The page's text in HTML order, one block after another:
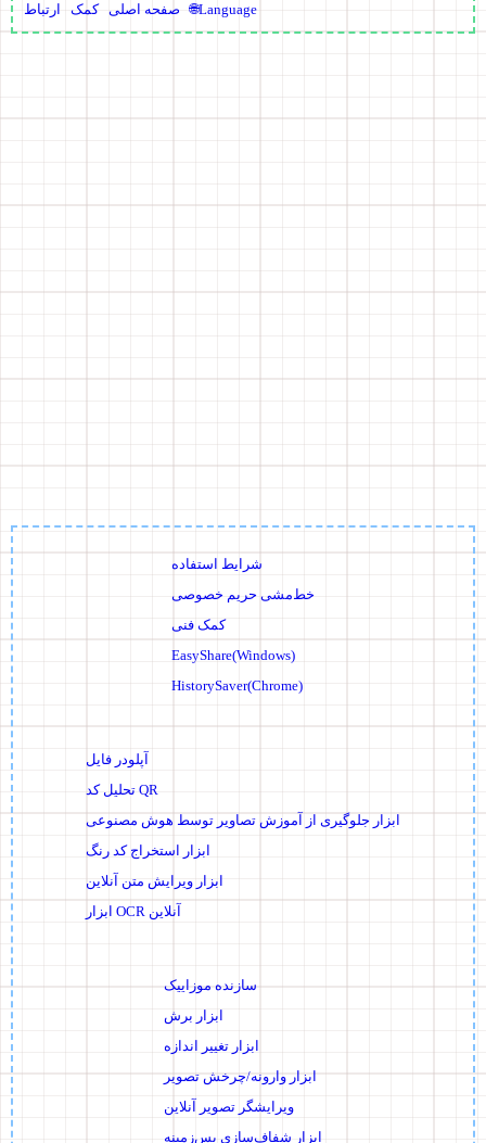
صفحه اصلی کمک ارتباط 🌐Language
شرایط استفاده
خط‌مشی حریم خصوصی
کمک فنی
EasyShare(Windows)
HistorySaver(Chrome)
آپلودر فایل
تحلیل کد QR
ابزار جلوگیری از آموزش تصاویر توسط هوش مصنوعی
ابزار استخراج کد رنگ
ابزار ویرایش متن آنلاین
ابزار OCR آنلاین
سازنده موزاییک
ابزار برش
ابزار تغییر اندازه
ابزار وارونه/چرخش تصویر
ویرایشگر تصویر آنلاین
ابزار شفاف‌سازی پس‌زمینه